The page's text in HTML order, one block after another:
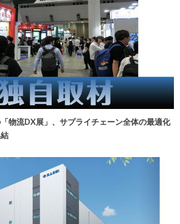
「物流DX展」、サプライチェーン全体の最適化